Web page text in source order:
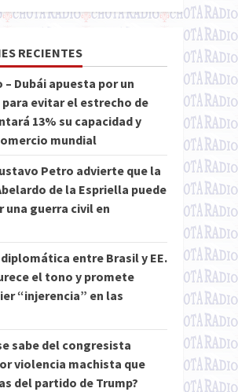
RECIENTES
– Dubái apuesta por un
evitar el estrecho de
13% su capacidad y
mundial
Petro advierte que la
de la Espriella puede
una guerra civil en
entre Brasil y EE.
el tono y promete
“injerencia” en las
sabe del congresista
violencia machista que
del partido de Trump?